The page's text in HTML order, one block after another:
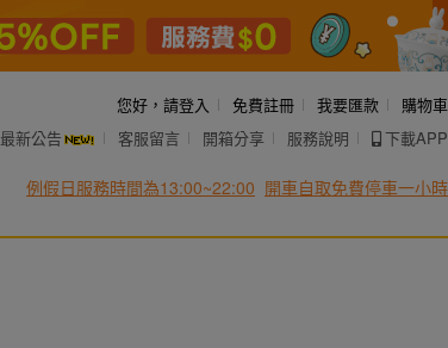
您好， 請登入 免費註冊 我要匯款
購物車
最新公告 客服留言 開箱分享 服務說明 下載APP
例假日服務時間為13:00~22:00 開車自取免費停車一小時